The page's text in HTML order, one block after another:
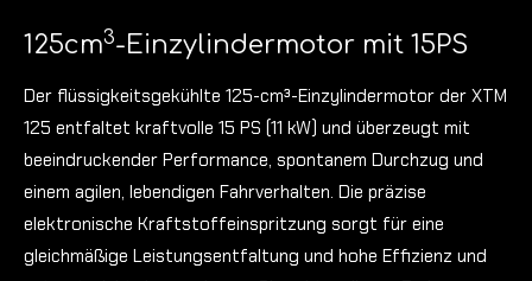
125cm3-Einzylindermotor mit 15PS
Der flüssigkeitsgekühlte 125-cm³-Einzylindermotor der XTM
125 entfaltet kraftvolle 15 PS (11 kW) und überzeugt mit
beeindruckender Performance, spontanem Durchzug und
einem agilen, lebendigen Fahrverhalten. Die präzise
elektronische Kraftstoffeinspritzung sorgt für eine
gleichmäßige Leistungsentfaltung und hohe Effizienz und